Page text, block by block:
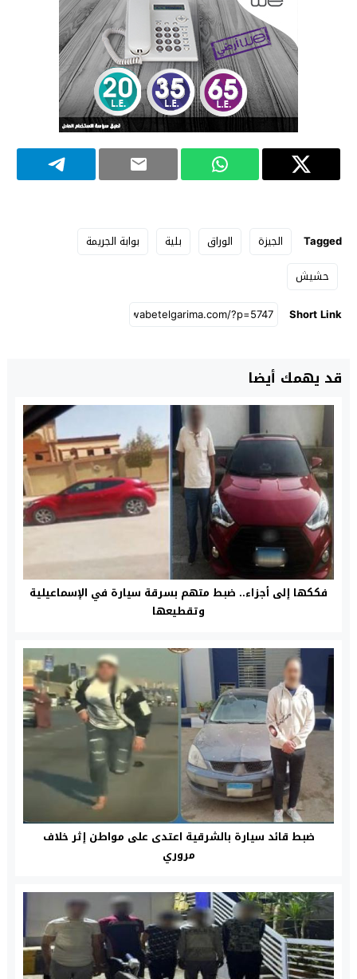
Tagged الجيزة الوراق بلية
بوابة الجريمة
حشيش
Short Link
قد يهمك أيضا
فككها إلى أجزاء.. ضبط متهم بسرقة سيارة في الإسماعيلية
وتقطيعها
ضبط قائد سيارة بالشرقية اعتدى على مواطن إثر خلاف
مروري